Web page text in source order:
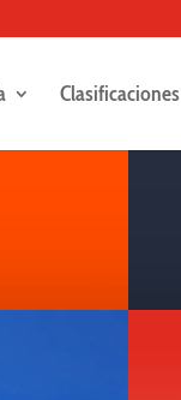
Clasificaciones